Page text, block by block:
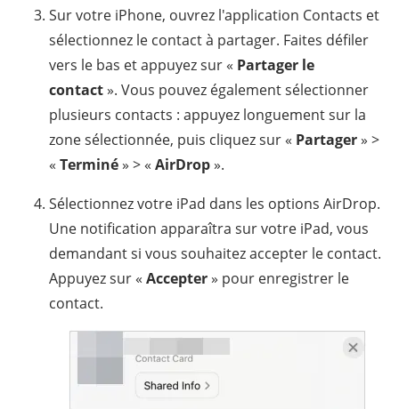
Sur votre iPhone, ouvrez l'application Contacts et
sélectionnez le contact à partager. Faites défiler
vers le bas et appuyez sur « Partager le
contact». Vous pouvez également sélectionner
plusieurs contacts : appuyez longuement sur la
zone sélectionnée, puis cliquez sur « Partager» >
« Terminé» > « AirDrop».
Sélectionnez votre iPad dans les options AirDrop.
Une notification apparaîtra sur votre iPad, vous
demandant si vous souhaitez accepter le contact.
Appuyez sur « Accepter» pour enregistrer le
contact.